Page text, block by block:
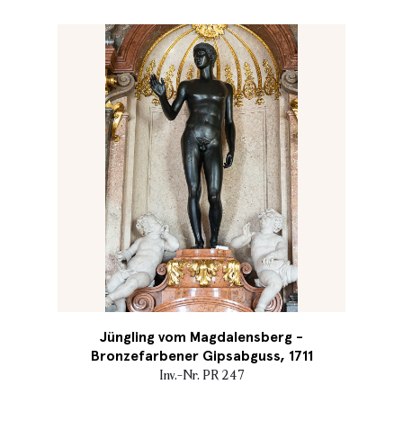
Jüngling vom Magdalensberg -
Bronzefarbener Gipsabguss, 1711
Inv.-Nr. PR 247